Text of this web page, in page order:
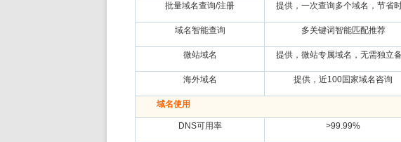
批量域名查询/注册 提供，一次查询多个域名，节省
域名智能查询 多关键词智能匹配推荐
微站域名 提供，微站专属域名，无需独立
海外域名 提供，近100国家域名咨询
域名使用
DNS可用率 >99.99%